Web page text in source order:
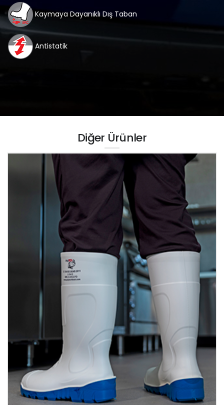
Kaymaya Dayanıklı Dış Taban
Antistatik
Diğer Ürünler